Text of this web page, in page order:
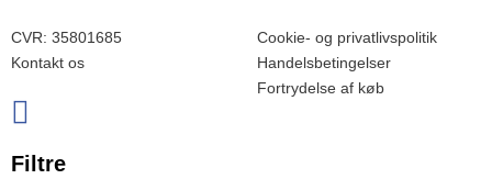
CVR: 35801685
Kontakt os
Cookie- og privatlivspolitik
Handelsbetingelser
Fortrydelse af køb
Filtre